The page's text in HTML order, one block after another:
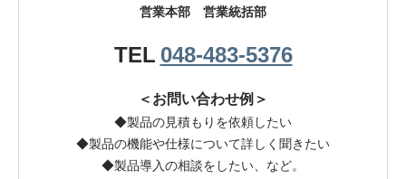
営業本部 営業統括部
TEL048-483-5376
＜お問い合わせ例＞
◆製品の見積もりを依頼したい
◆製品の機能や仕様について詳しく聞きたい
◆製品導入の相談をしたい、など。